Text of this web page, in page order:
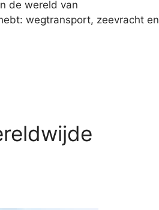
de wereld van
wegtransport, zeevracht en